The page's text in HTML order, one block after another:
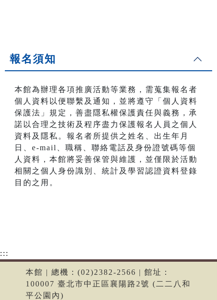
報名須知
本館為辦理各項推廣活動等業務，需蒐集報名者
個人資料以便聯繫及通知，並將遵守「個人資料
保護法」規定，善盡隱私權保護責任與義務，承
諾以合理之技術及程序盡力保護報名人員之個人
資料及隱私。報名者所提供之姓名、出生年月
日、e-mail、職稱、聯絡電話及身份證號碼等個
人資料，本館將妥善保管與維護，並僅限於活動
相關之個人身份識別、統計及學習認證資料登錄
目的之用。
:::
本館 | 總機：(02)2382-2566 | 館址：
100007 臺北市中正區襄陽路2號 (二二八和
平公園內)